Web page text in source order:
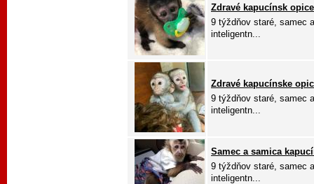
Zdravé kapucínsk
9 týždňov staré, samec
inteligentn...
Zdravé kapucínske
9 týždňov staré, samec
inteligentn...
Samec a samica
9 týždňov staré, samec
inteligentn...